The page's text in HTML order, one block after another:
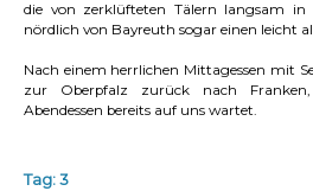
die von zerklüfteten Tälern langsam
nördlich von Bayreuth sogar einen leicht
Nach einem herrlichen Mittagessen mit
zur Oberpfalz zurück nach
Abendessen bereits auf uns wartet.
Tag: 3